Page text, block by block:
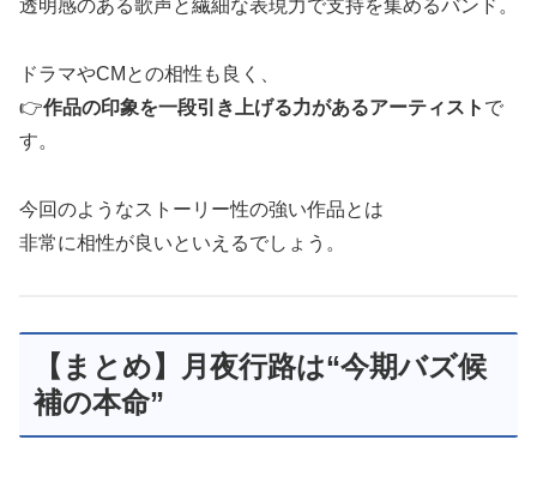
透明感のある歌声と繊細な表現力で支持を集めるバンド。
ドラマやCMとの相性も良く、
👉作品の印象を一段引き上げる力があるアーティスト で
す。
今回のようなストーリー性の強い作品とは
非常に相性が良いといえるでしょう。
【まとめ】月夜行路は“今期バズ候
補の本命”